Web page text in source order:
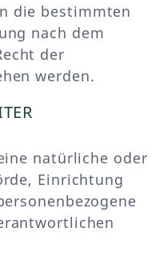
die bestimmten
nach dem
der
werden.
natürliche oder
Einrichtung